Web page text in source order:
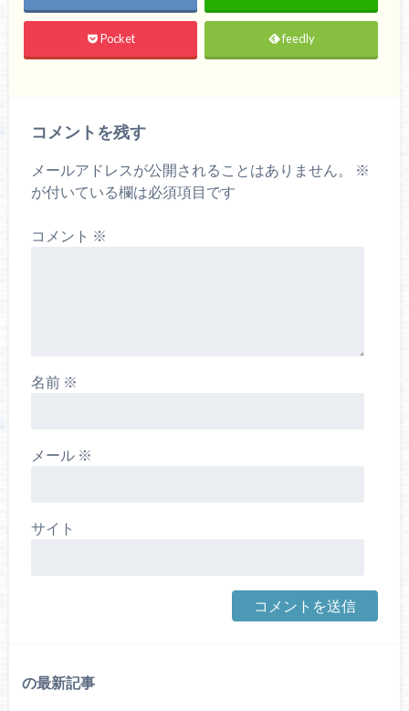
Pocket feedly
コメントを残す
メールアドレスが公開されることはありません。
※
が付いている欄は必須項目です
コメント ※
名前 ※
メール ※
サイト
の最新記事